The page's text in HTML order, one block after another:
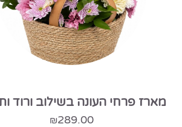
מנוי פרחים שבועי
בחר אפשרויות